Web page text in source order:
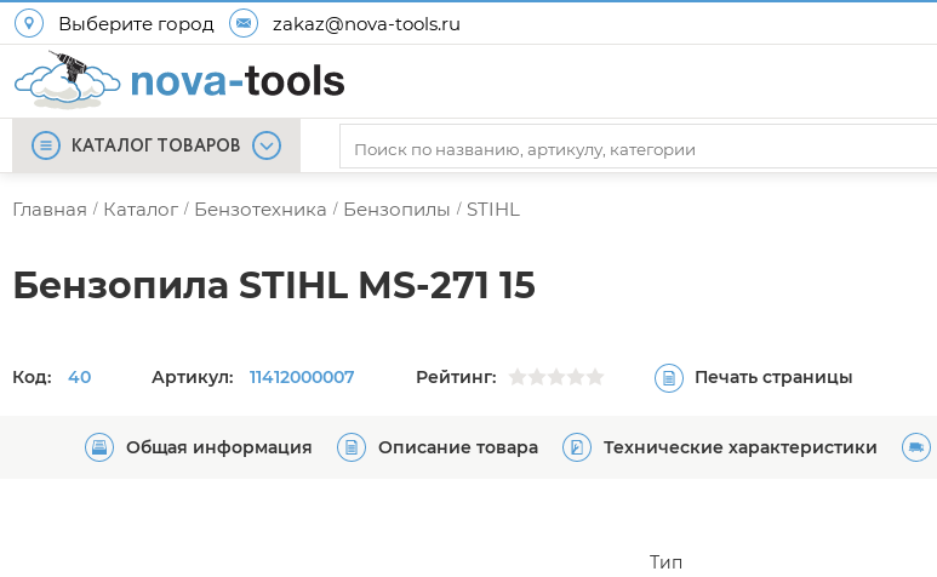
Выберите город zakaz@nova-tools.ru
КАТАЛОГ ТОВАРОВ
Главная / Каталог / Бензотехника / Бензопилы / STIHL
Бензопила STIHL MS-271 15
Код: 40 Артикул: 11412000007 Рейтинг: Печать страницы
Общая информация Описание товара Технические характеристики
Тип